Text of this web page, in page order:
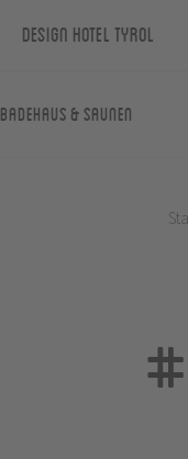
Design Hotel Tyrol
Badehaus & Saunen